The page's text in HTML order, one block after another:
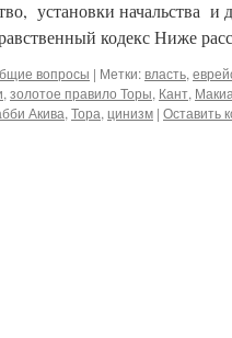
установки
кодекс Ниже
вопросы | Метки:власть,
, золотое правило Торы, Кант,
Акива, Тора, цинизм | Оставить